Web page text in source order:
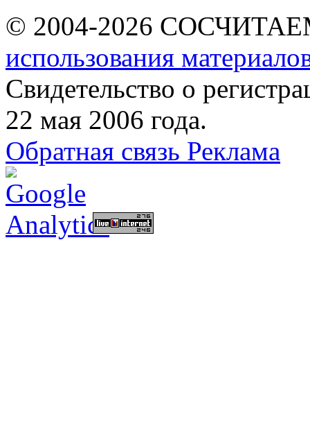
© 2004-2026
использования
Свидетельство о
22 мая 2006 года.
Обратная связь Реклама